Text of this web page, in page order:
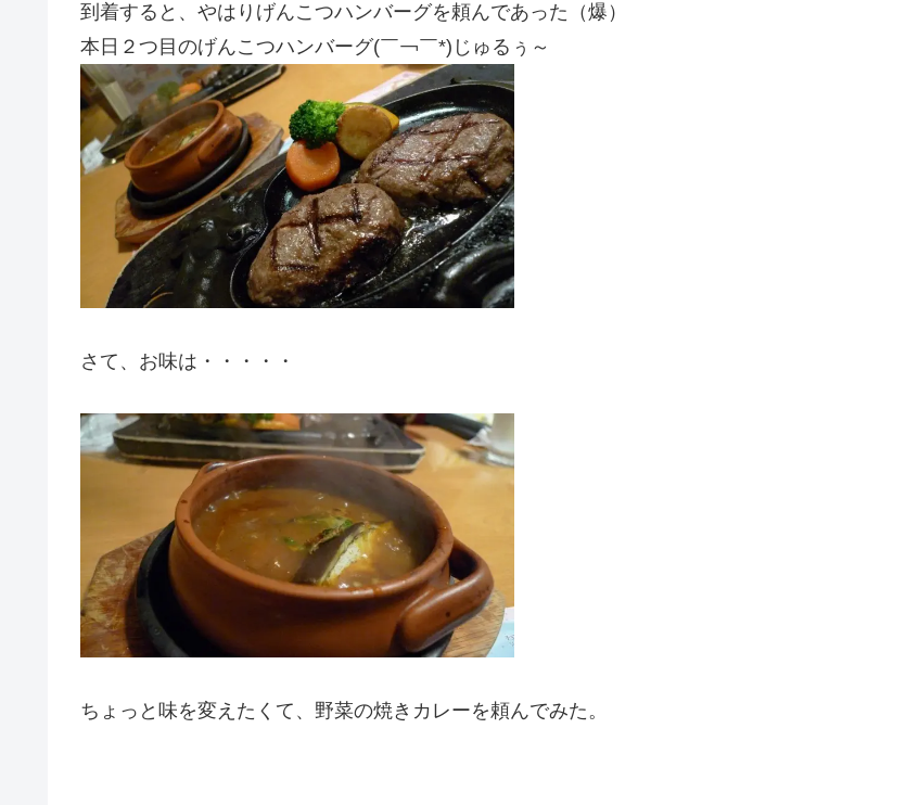
到着すると、やはりげんこつハンバーグを頼んであった（爆）
本日２つ目のげんこつハンバーグ(￣￢￣*)じゅるぅ～
さて、お味は・・・・・
ちょっと味を変えたくて、野菜の焼きカレーを頼んでみた。